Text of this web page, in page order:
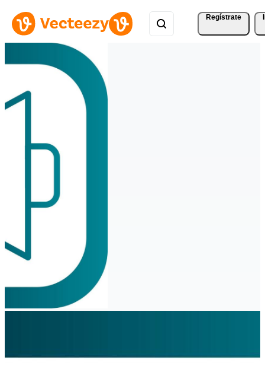
Regístrate